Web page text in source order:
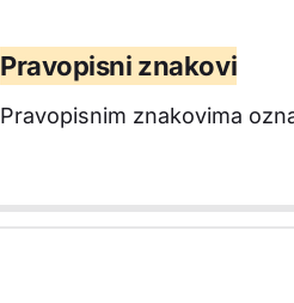
Pravopisni znakovi
Pravopisnim znakovima